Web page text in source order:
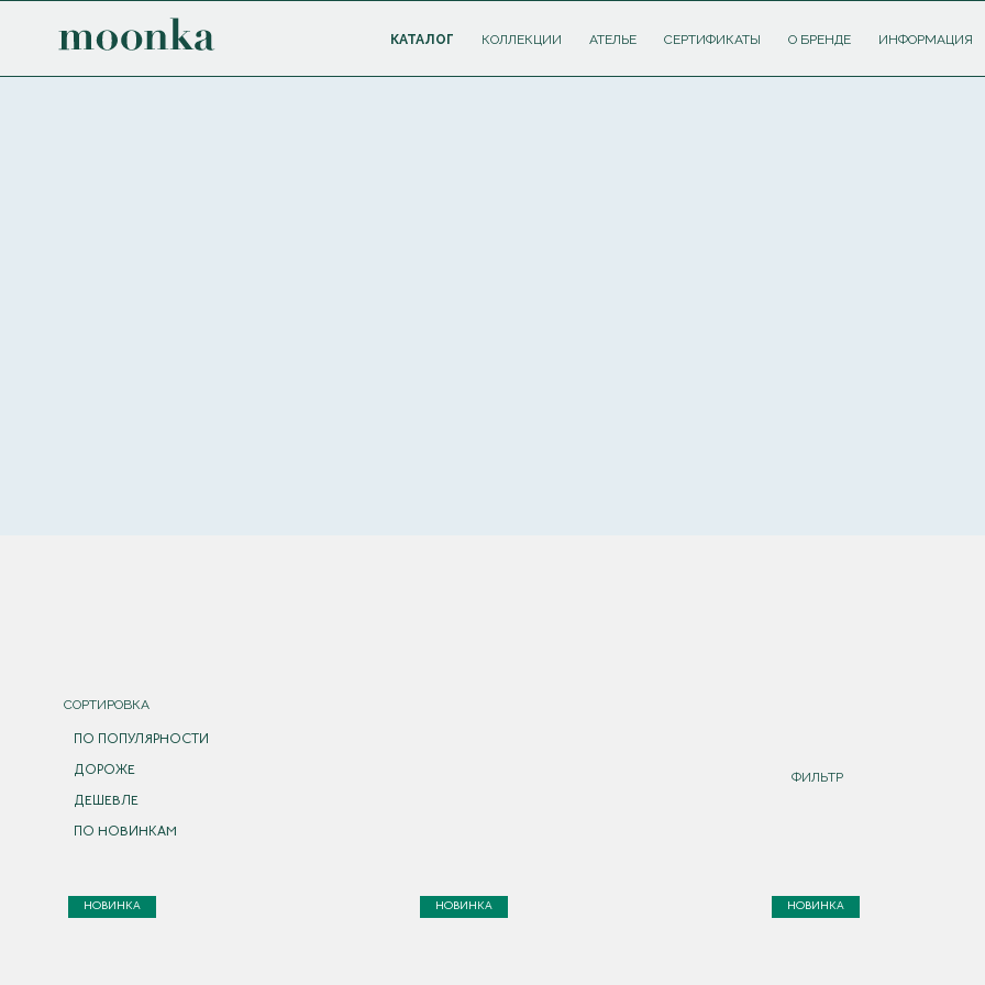
КАТАЛОГ КОЛЛЕКЦИИ АТЕЛЬЕ СЕРТИФИКАТЫ О БРЕНДЕ ИНФОРМАЦИЯ
СОРТИРОВКА
ПО ПОПУЛЯРНОСТИ
ДОРОЖЕ
ДЕШЕВЛЕ
ПО НОВИНКАМ
ФИЛЬТР
НОВИНКА НОВИНКА НОВИНКА